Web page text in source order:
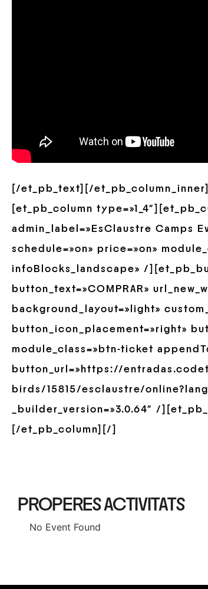
[/et_pb_text][/
[et_pb_column
admin_label=»EsClaustre Camps
schedule=»on» price=»on»
infoBlocks_landscape» /
button_text=»COMPRAR»
background_layout=»light»
button_icon_placement=»right»
module_class=»btn-ticket
button_url=»https://
birds/15815/esclaustre/
_builder_version=»3.0.64″ /
[/et_pb_column][/]
PROPERES ACTIVITATS
No Event Found